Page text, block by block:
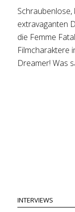
extravaganten
die Femme
Filmcharaktere
Dreamer! Was
INTERVIEWS